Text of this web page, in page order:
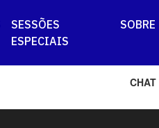
SESSÕES
ESPECIAIS
SOBRE